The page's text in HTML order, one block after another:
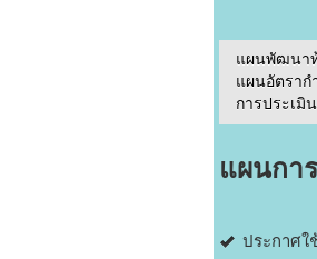
แผนพัฒนา
แผนอัตราก
การประเมิ
แผนกา
ประกาศใ